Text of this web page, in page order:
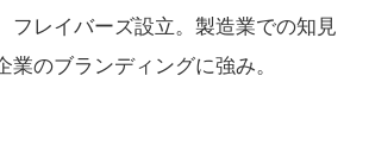
フレイバーズ設立。製造業での知見
業のブランディングに強み。